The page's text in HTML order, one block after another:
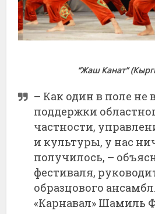
“Жаш Канат”
– Как один в поле не
поддержки
частности,
и культуры, у нас
получилось, –
фестиваля,
образцового
«Карнавал» Шамиль